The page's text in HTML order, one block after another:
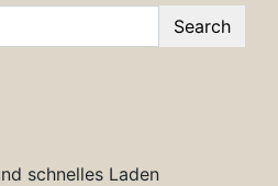
Search
schnelles Laden